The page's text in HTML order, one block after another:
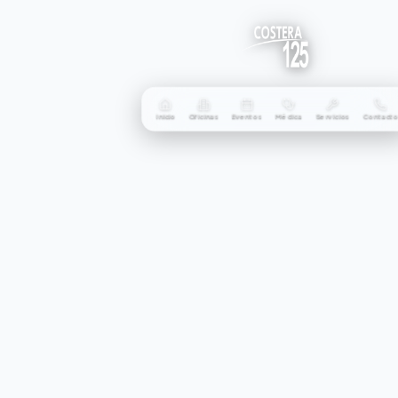
Inicio Oficinas Eventos Médica Servicios Contacto